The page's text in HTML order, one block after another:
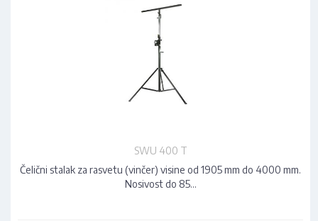
SWU 400 T
Čelični stalak za rasvetu (vinčer) visine od 1905 mm do 4000 mm.
Nosivost do 85…